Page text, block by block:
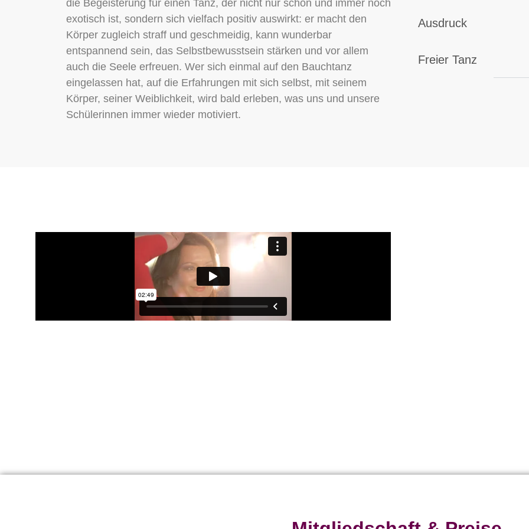
die Begeisterung für einen Tanz, der nicht nur schön und immer noch
exotisch ist, sondern sich vielfach positiv auswirkt: er macht den
Körper zugleich straff und geschmeidig, kann wunderbar
entspannend sein, das Selbstbewusstsein stärken und vor allem
auch die Seele erfreuen. Wer sich einmal auf den Bauchtanz
eingelassen hat, auf die Erfahrungen mit sich selbst, mit seinem
Körper, seiner Weiblichkeit, wird bald erleben, was uns und unsere
Schülerinnen immer wieder motiviert.
Ausdruck
Freier Tanz